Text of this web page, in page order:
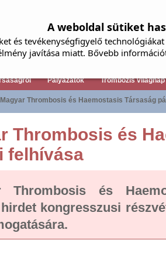
Pályázatok Trombózis világnap
Thrombosis és Haemostasis Társaság
Thrombosis és
felhívása
Thrombosis és
kongresszusi
A weboldal sütiket
és tevékenységfigyelő
javítása miatt. Bővebb